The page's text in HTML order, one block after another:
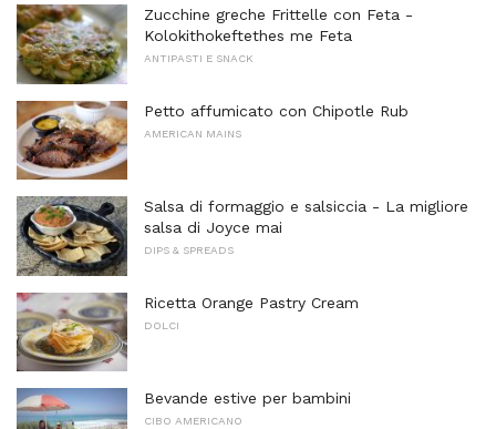
Zucchine greche Frittelle con Feta -
Kolokithokeftethes me Feta
ANTIPASTI E SNACK
Petto affumicato con Chipotle Rub
AMERICAN MAINS
Salsa di formaggio e salsiccia - La migliore
salsa di Joyce mai
DIPS & SPREADS
Ricetta Orange Pastry Cream
DOLCI
Bevande estive per bambini
CIBO AMERICANO